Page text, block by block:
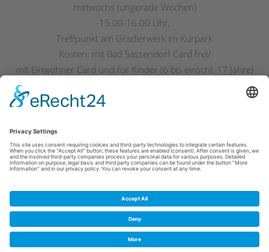
mittwochs (ungerade Wochen)
15.00-16.00 Uhr,
Treffpunkt am Gradierwerk im Kurpark
Kosten: mit Bad Sassendorf Card frei/
mit Einwohner Card und für Kinder (6 bis einschl. 17 Jahre)
Cookie-Einstellungen